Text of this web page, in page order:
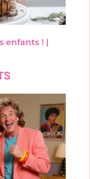
enfants ! |